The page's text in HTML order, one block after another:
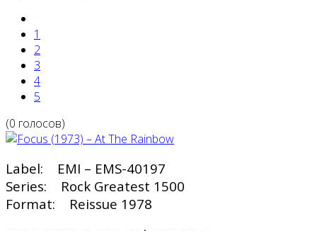
1
2
3
4
5
(0 голосов)
Label: EMI – EMS-40197
Series: Rock Greatest 1500
Format: Reissue 1978